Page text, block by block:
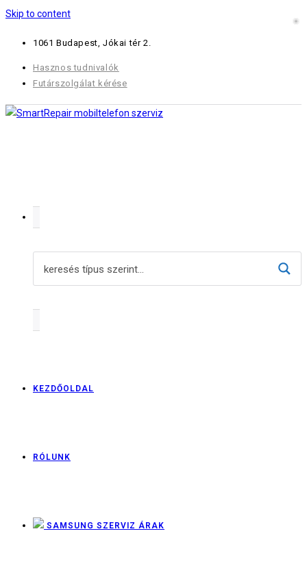
Skip to content
1061 Budapest, Jókai tér 2.
Hasznos tudnivalók
Futárszolgálat kérése
KEZDŐOLDAL
RÓLUNK
SAMSUNG SZERVIZ ÁRAK